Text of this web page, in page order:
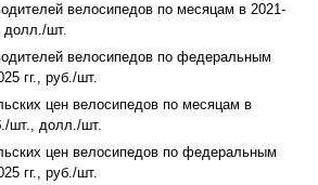
велосипедов по месяцам в 2021-
долл./шт.
велосипедов по федеральным
гг., руб./шт.
цен велосипедов по месяцам в
шт., долл./шт.
цен велосипедов по федеральным
гг., руб./шт.